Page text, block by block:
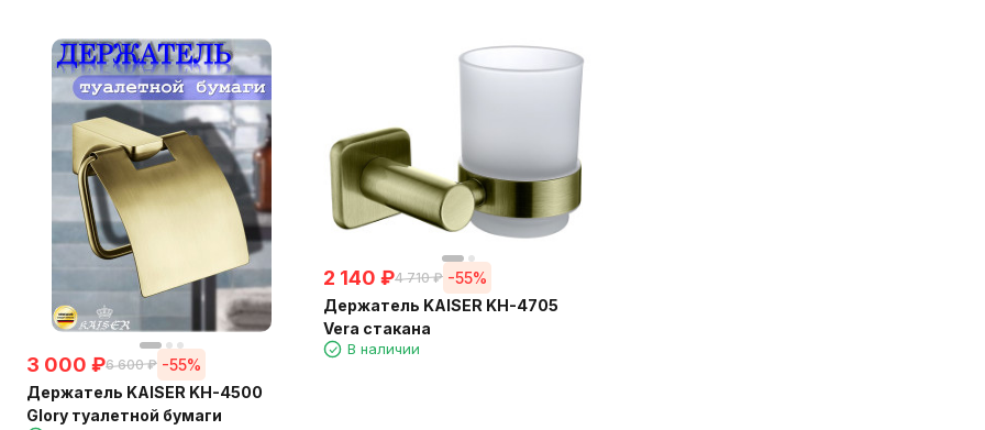
3 000 ₽6 600 ₽ -55%
Держатель KAISER KH-4500
Glory туалетной бумаги
2 140 ₽4 710 ₽ -55%
Держатель KAISER KH-4705
Vera стакана
В наличии